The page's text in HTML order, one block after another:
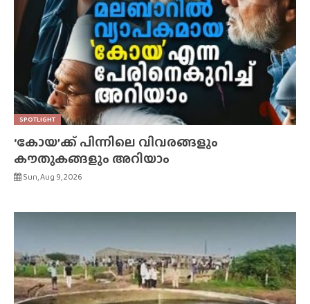
SPOTLIGHT
‘കോയ’ക്ക് പിന്നിലെ വിവരങ്ങളും
കൗതുകങ്ങളും അറിയാം
Sun, Aug 9, 2026